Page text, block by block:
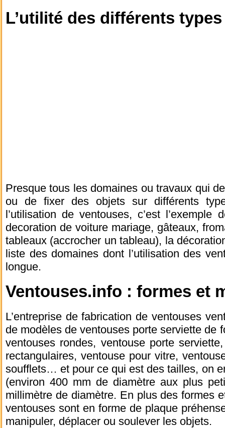
L’utilité des différents
Presque tous les domaines ou travaux qui
ou de fixer des objets sur différents
l’utilisation de ventouses, c’est
decoration de voiture mariage, gâteaux,
tableaux (accrocher un tableau), la
liste des domaines dont l’utilisation des
longue.
Ventouses.info : formes et
L’entreprise de fabrication de ventouses
de modèles de ventouses porte serviette de
ventouses rondes, ventouse porte
rectangulaires, ventouse pour vitre,
soufflets… et pour ce qui est des tailles, on
(environ 400 mm de diamètre aux plus
millimètre de diamètre. En plus des formes
ventouses sont en forme de plaque
manipuler, déplacer ou soulever les objets.